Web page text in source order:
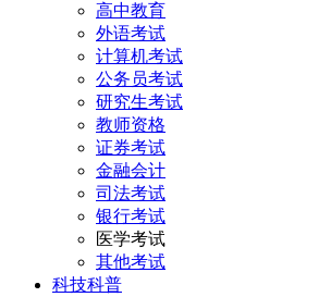
高中教育
外语考试
计算机考试
公务员考试
研究生考试
教师资格
证券考试
金融会计
司法考试
银行考试
医学考试
其他考试
科技科普